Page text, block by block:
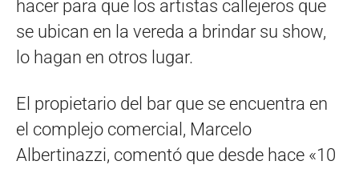
hacer para que los artistas callejeros que
se ubican en la vereda a brindar su show,
lo hagan en otros lugar.
El propietario del bar que se encuentra en
el complejo comercial, Marcelo
Albertinazzi, comentó que desde hace «10